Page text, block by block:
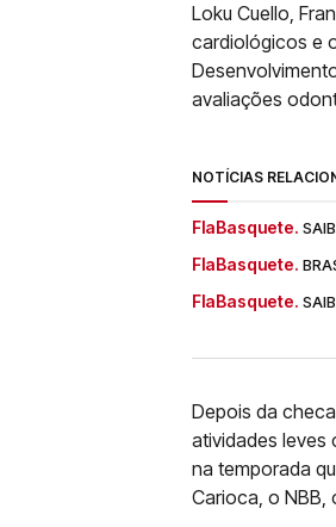
Loku Cuello,
cardiológicos e
avaliações
NOTÍCIAS
FlaBasquete.
FlaBasquete.
FlaBasquete.
Depois da
atividades leves
na temporada
Carioca, o NBB,